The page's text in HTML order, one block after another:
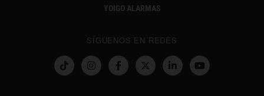
YOIGO ALARMAS
SÍGUENOS EN REDES